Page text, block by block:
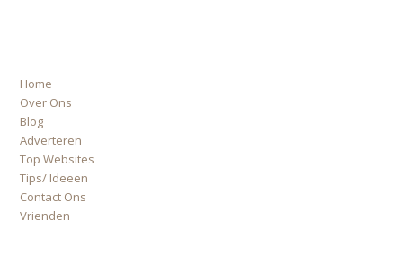
Home
Over Ons
Blog
Adverteren
Top Websites
Tips/ Ideeen
Contact Ons
Vrienden